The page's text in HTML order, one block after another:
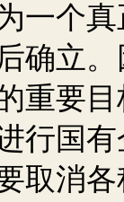
一个
确立
重要
行国
取消